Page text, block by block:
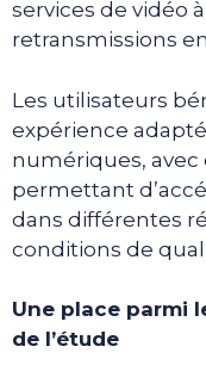
services de vidéo
retransmissions
Les utilisateurs
expérience
numériques,
permettant
dans différentes
conditions de
Une place parmi
de l’étude